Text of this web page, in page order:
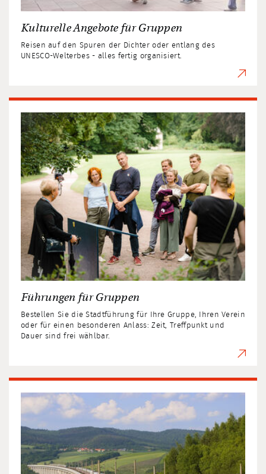
Kulturelle Angebote für Gruppen
Reisen auf den Spuren der Dichter oder entlang des
UNESCO-Welterbes - alles fertig organisiert.
Führungen für Gruppen
Bestellen Sie die Stadtführung für Ihre Gruppe, Ihren Verein
oder für einen besonderen Anlass: Zeit, Treffpunkt und
Dauer sind frei wählbar.